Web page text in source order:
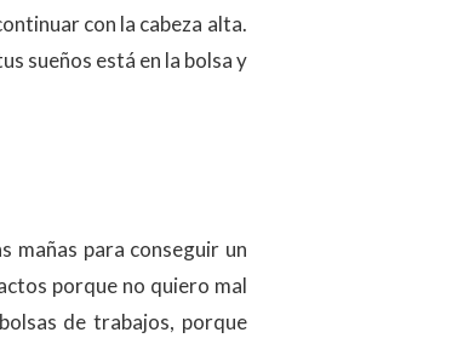
con la cabeza alta.
sueños está en la bolsa y
mañas para conseguir un
porque no quiero mal
de trabajos, porque